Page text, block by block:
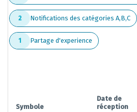
2 Notifications des catégories A,B,C
1 Partage d'experience
Symbole
Date de
réception